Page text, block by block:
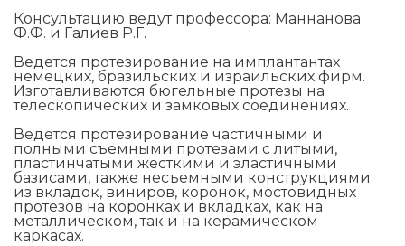
Консультацию ведут профессора: Маннанова
Ф.Ф. и Галиев Р.Г.
Ведется протезирование на имплантантах
немецких, бразильских и израильских фирм.
Изготавливаются бюгельные протезы на
телескопических и замковых соединениях.
Ведется протезирование частичными и
полными съемными протезами с литыми,
пластинчатыми жесткими и эластичными
базисами, также несъемными конструкциями
из вкладок, виниров, коронок, мостовидных
протезов на коронках и вкладках, как на
металлическом, так и на керамическом
каркасах.